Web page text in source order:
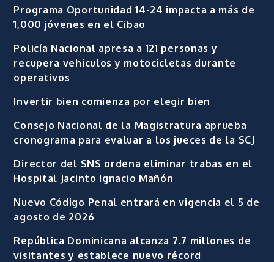
Programa Oportunidad 14-24 impacta a más de
1,000 jóvenes en el Cibao
Policía Nacional apresa a 121 personas y
recupera vehículos y motocicletas durante
operativos
Invertir bien comienza por elegir bien
Consejo Nacional de la Magistratura aprueba
cronograma para evaluar a los jueces de la SCJ
Director del SNS ordena eliminar trabas en el
Hospital Jacinto Ignacio Mañón
Nuevo Código Penal entrará en vigencia el 5 de
agosto de 2026
República Dominicana alcanza 7.7 millones de
visitantes y establece nuevo récord